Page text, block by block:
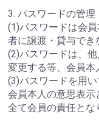
3. パスワードの管理
(1)パスワードは会
者に譲渡・貸与でき
(2)パスワードは、
変更する等、会員本
(3)パスワードを用
会員本人の意思表
全て会員の責任とな